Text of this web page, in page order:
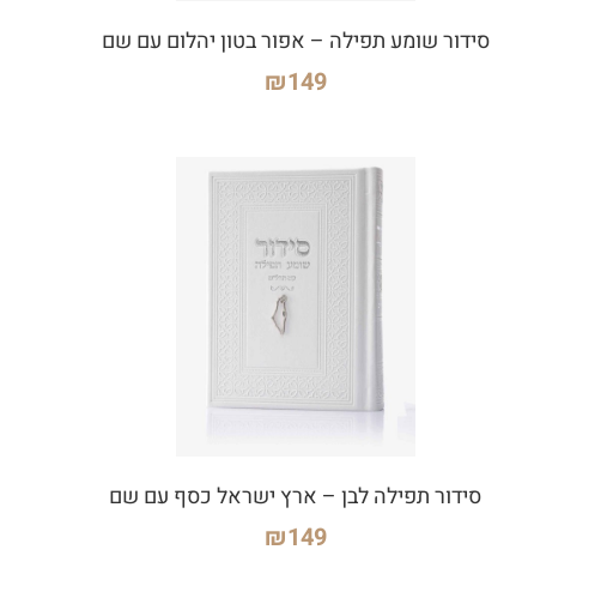
סידור שומע תפילה – אפור בטון יהלום עם שם
₪149
סידור תפילה לבן – ארץ ישראל כסף עם שם
₪149